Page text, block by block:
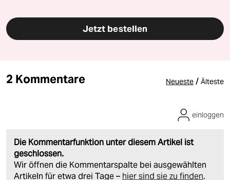
Jetzt bestellen
2 Kommentare Neueste / Älteste
Die Kommentarfunktion unter diesem Artikel ist
geschlossen.
Wir öffnen die Kommentarspalte bei ausgewählten
Artikeln für etwa drei Tage – hier sind sie zu finden.
einloggen